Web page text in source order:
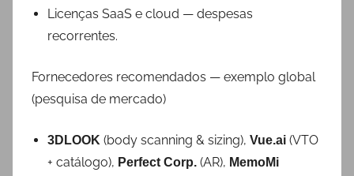
Licenças SaaS e cloud — despesas
recorrentes.
Fornecedores recomendados — exemplo global
(pesquisa de mercado)
3DLOOK (body scanning & sizing), Vue.ai (VTO
+ catálogo), Perfect Corp. (AR), MemoMi